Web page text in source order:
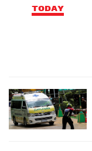
TODAY